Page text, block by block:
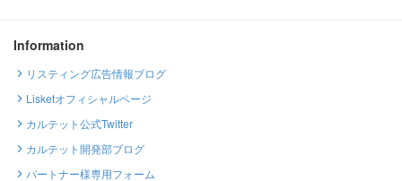
Information
リスティング広告情報ブログ
Lisketオフィシャルページ
カルテット公式Twitter
カルテット開発部ブログ
パートナー様専用フォーム